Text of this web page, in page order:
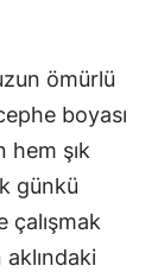
ömürlü
boyası
hem şık
günkü
çalışmak